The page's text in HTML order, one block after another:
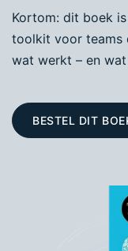
Kortom: dit boek
toolkit voor teams
wat werkt – en
BESTEL DIT